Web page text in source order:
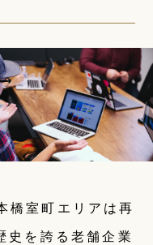
橋室町エリアは再
史を誇る老舗企業